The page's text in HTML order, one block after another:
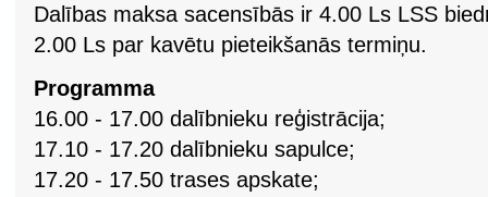
Dalības maksa sacensībās ir 4.00 Ls LSS
2.00 Ls par kavētu pieteikšanās termiņu.
Programma
16.00 - 17.00 dalībnieku reģistrācija;
17.10 - 17.20 dalībnieku sapulce;
17.20 - 17.50 trases apskate;